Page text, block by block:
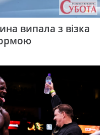
випала з візка